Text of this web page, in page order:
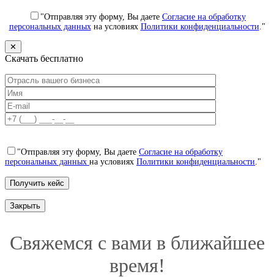
"Отправляя эту форму, Вы даете Согласие на обработку
персональных данныхна условиях Политики конфиденциальности ."
✕
Скачать бесплатно
"Отправляя эту форму, Вы даете Согласие на обработку
персональных данных на условиях Политики конфиденциальности ."
Закрыть
Свяжемся с вами в ближайшее
время!